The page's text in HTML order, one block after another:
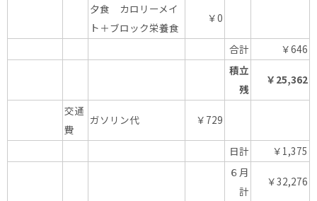
夕食 カロリーメイ
ト＋ブロック栄養食
￥0
合計
￥646
積立
残
￥25,362
交通
費
ガソリン代 ￥729
日計
￥1,375
６月
計
￥32,276